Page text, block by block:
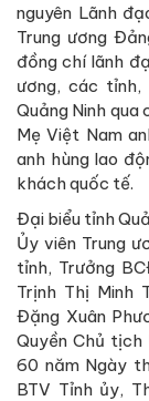
nguyên Lãnh
Trung ương
đồng chí lãnh
ương, các
Quảng Ninh
Mẹ Việt Nam
anh hùng lao
khách quốc tế.
Đại biểu tỉnh
Ủy viên Trung
tỉnh, Trưởng
Trịnh Thị Minh
Đặng Xuân
Quyền Chủ tịch
60 năm Ngày
BTV Tỉnh ủy,